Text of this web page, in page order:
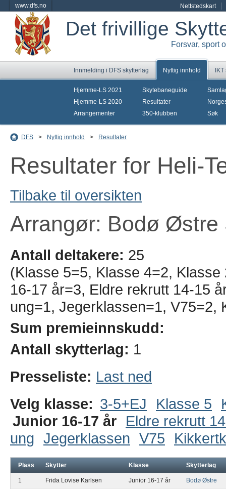
www.dfs.no Nettstedskart
Det frivillige
Forsvar, sport
Innmelding i DFS skytterlag Nyttig innhold
Hjemme-LS 2021
Hjemme-LS 2020
Arrangementer
Skytebaneguide
Resultater
350-klubben
Søk
DFS > Nyttig innhold > Resultater
Resultater for Heli-
Tilbake til oversikten
Arrangør: Bodø Østre
Antall deltakere: 25
(Klasse 5=5, Klasse 4=2,
16-17 år=3, Eldre rekrutt 14-15
ung=1, Jegerklassen=1, V75=2,
Sum premieinnskudd:
Antall skytterlag: 1
Presseliste: Last ned
Velg klasse: 3-5+EJ Klasse 5
Junior 16-17 år
Eldre rekrutt
ung Jegerklassen V75
Plass Skytter Klasse Skytterlag
1 Frida Lovise Karlsen Junior 16-17 år Bodø Østre